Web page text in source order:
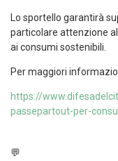
Lo sportello garantirà
particolare attenzione
ai consumi sostenibili.
Per maggiori
https://www.
passepartout-per-
💬